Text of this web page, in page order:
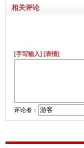
相关评论
[手写输入] [表情]
评论者：